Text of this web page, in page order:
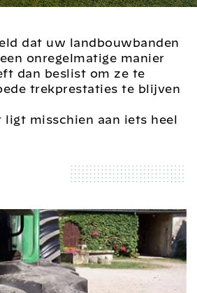
dat uw landbouwbanden
onregelmatige manier
dan beslist om ze te
trekprestaties te blijven
ligt misschien aan iets heel